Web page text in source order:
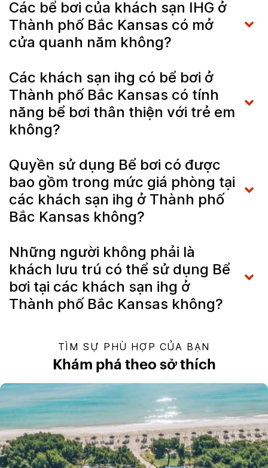
Các bể bơi của khách sạn IHG ở
Thành phố Bắc Kansas có mở
cửa quanh năm không?
Các khách sạn ihg có bể bơi ở
Thành phố Bắc Kansas có tính
năng bể bơi thân thiện với trẻ em
không?
Quyền sử dụng Bể bơi có được
bao gồm trong mức giá phòng tại
các khách sạn ihg ở Thành phố
Bắc Kansas không?
Những người không phải là
khách lưu trú có thể sử dụng Bể
bơi tại các khách sạn ihg ở
Thành phố Bắc Kansas không?
TÌM SỰ PHÙ HỢP CỦA BẠN
Khám phá theo sở thích